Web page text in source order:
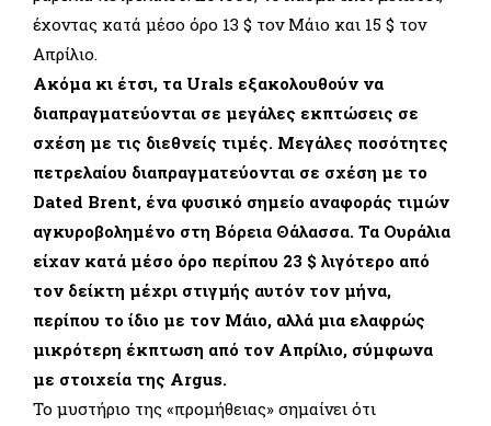
έχοντας κατά μέσο όρο 13 $ τον Μάιο και 15 $ τον
Απρίλιο.
Ακόμα κι έτσι, τα Urals εξακολουθούν να
διαπραγματεύονται σε μεγάλες εκπτώσεις σε
σχέση με τις διεθνείς τιμές. Μεγάλες ποσότητες
πετρελαίου διαπραγματεύονται σε σχέση με το
Dated Brent, ένα φυσικό σημείο αναφοράς τιμών
αγκυροβολημένο στη Βόρεια Θάλασσα. Τα Ουράλια
είχαν κατά μέσο όρο περίπου 23 $ λιγότερο από
τον δείκτη μέχρι στιγμής αυτόν τον μήνα,
περίπου το ίδιο με τον Μάιο, αλλά μια ελαφρώς
μικρότερη έκπτωση από τον Απρίλιο, σύμφωνα
με στοιχεία της Argus.
Το μυστήριο της «προμήθειας» σημαίνει ότι